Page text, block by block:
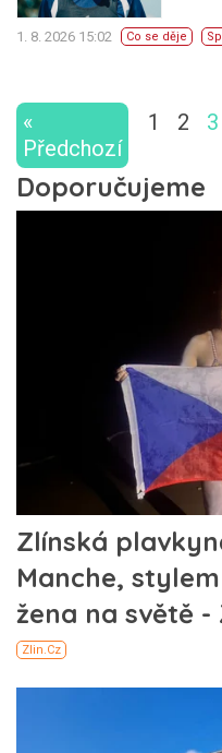
1. 8. 2026 15:02 Co se děje
«
Předchozí
1 2 3